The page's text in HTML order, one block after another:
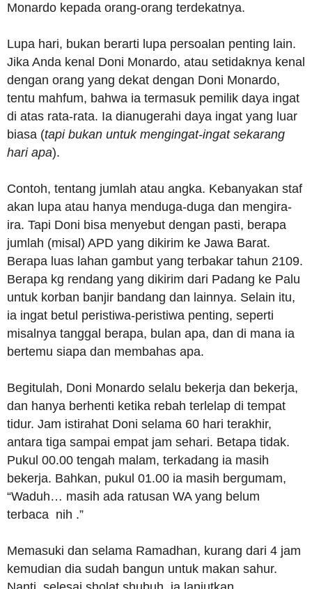
Monardo kepada orang-orang terdekatnya.
Lupa hari, bukan berarti lupa persoalan penting lain.
Jika Anda kenal Doni Monardo, atau setidaknya kenal
dengan orang yang dekat dengan Doni Monardo,
tentu mahfum, bahwa ia termasuk pemilik daya ingat
di atas rata-rata. Ia dianugerahi daya ingat yang luar
biasa (tapi bukan untuk mengingat-ingat sekarang
hari apa).
Contoh, tentang jumlah atau angka. Kebanyakan staf
akan lupa atau hanya menduga-duga dan mengira-
ira. Tapi Doni bisa menyebut dengan pasti, berapa
jumlah (misal) APD yang dikirim ke Jawa Barat.
Berapa luas lahan gambut yang terbakar tahun 2109.
Berapa kg rendang yang dikirim dari Padang ke Palu
untuk korban banjir bandang dan lainnya. Selain itu,
ia ingat betul peristiwa-peristiwa penting, seperti
misalnya tanggal berapa, bulan apa, dan di mana ia
bertemu siapa dan membahas apa.
Begitulah, Doni Monardo selalu bekerja dan bekerja,
dan hanya berhenti ketika rebah terlelap di tempat
tidur. Jam istirahat Doni selama 60 hari terakhir,
antara tiga sampai empat jam sehari. Betapa tidak.
Pukul 00.00 tengah malam, terkadang ia masih
bekerja. Bahkan, pukul 01.00 ia masih bergumam,
“Waduh… masih ada ratusan WA yang belum
terbaca nih .”
Memasuki dan selama Ramadhan, kurang dari 4 jam
kemudian dia sudah bangun untuk makan sahur.